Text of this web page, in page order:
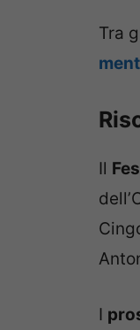
Tra
Il
I